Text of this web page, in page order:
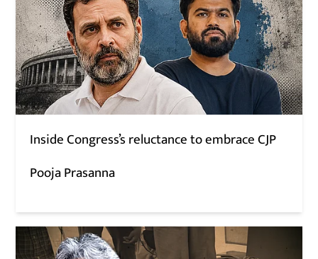
Inside Congress’s reluctance to embrace CJP
Pooja Prasanna